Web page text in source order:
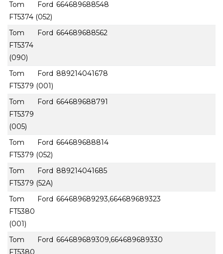
Tom Ford
FT5374 (052)
664689688548
Tom Ford
FT5374
(090)
664689688562
Tom Ford
FT5379 (001)
889214041678
Tom Ford
FT5379
(005)
664689688791
Tom Ford
FT5379 (052)
664689688814
Tom Ford
FT5379 (52A)
889214041685
Tom Ford
FT5380
(001)
664689689293,664689689323
Tom Ford
FT5380
664689689309,664689689330